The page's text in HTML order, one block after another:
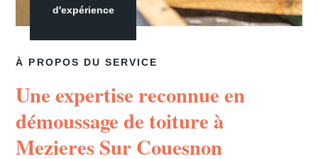
À PROPOS DU SERVICE
Une expertise reconnue en
démoussage de toiture à
Mezieres Sur Couesnon
d'expérience